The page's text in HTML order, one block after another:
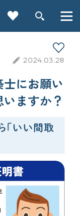
る
2024.03.28
にお願い
ますか？
「いい間取